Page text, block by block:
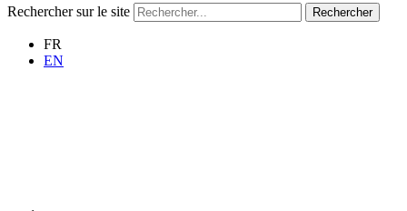
Rechercher sur le site Rechercher
FR
EN